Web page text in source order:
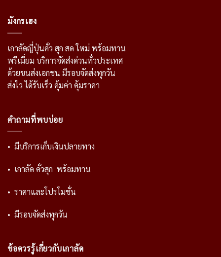
มังกรเฮง
เกาลัดญี่ปุ่นคั่ว สุก สด ใหม่ พร้อมทาน
พรีเมี่ยม บริการจัดส่งด่วนทั่วประเทศ
ด้วยขนส่งเอกชน มีรอบจัดส่งทุกวัน
ส่งไว ได้รับเร็ว คุ้มค่า คุ้มราคา
คำถามที่พบบ่อย
• มีบริการเก็บเงินปลายทาง
• เกาลัด คั่วสุก พร้อมทาน
• ราคาและโปรโมชั่น
• มีรอบจัดส่งทุกวัน
ข้อควรรู้เกี่ยวกับเกาลัด